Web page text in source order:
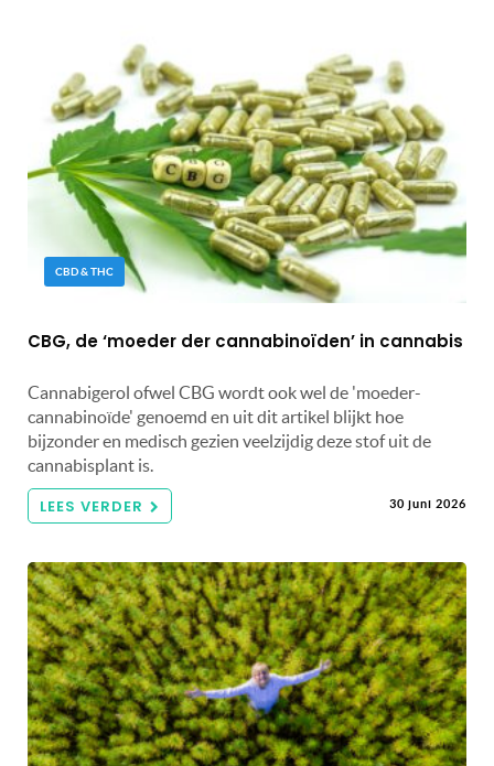
CBD & THC
CBG, de ‘moeder der cannabinoïden’ in cannabis
Cannabigerol ofwel CBG wordt ook wel de 'moeder-
cannabinoïde' genoemd en uit dit artikel blijkt hoe
bijzonder en medisch gezien veelzijdig deze stof uit de
cannabisplant is.
LEES VERDER 30 juni 2026